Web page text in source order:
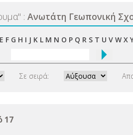
" : Ανωτάτη Γεωπονική
E F G H I J K L M N O P Q R S T U V W X
Σε σειρά:
17